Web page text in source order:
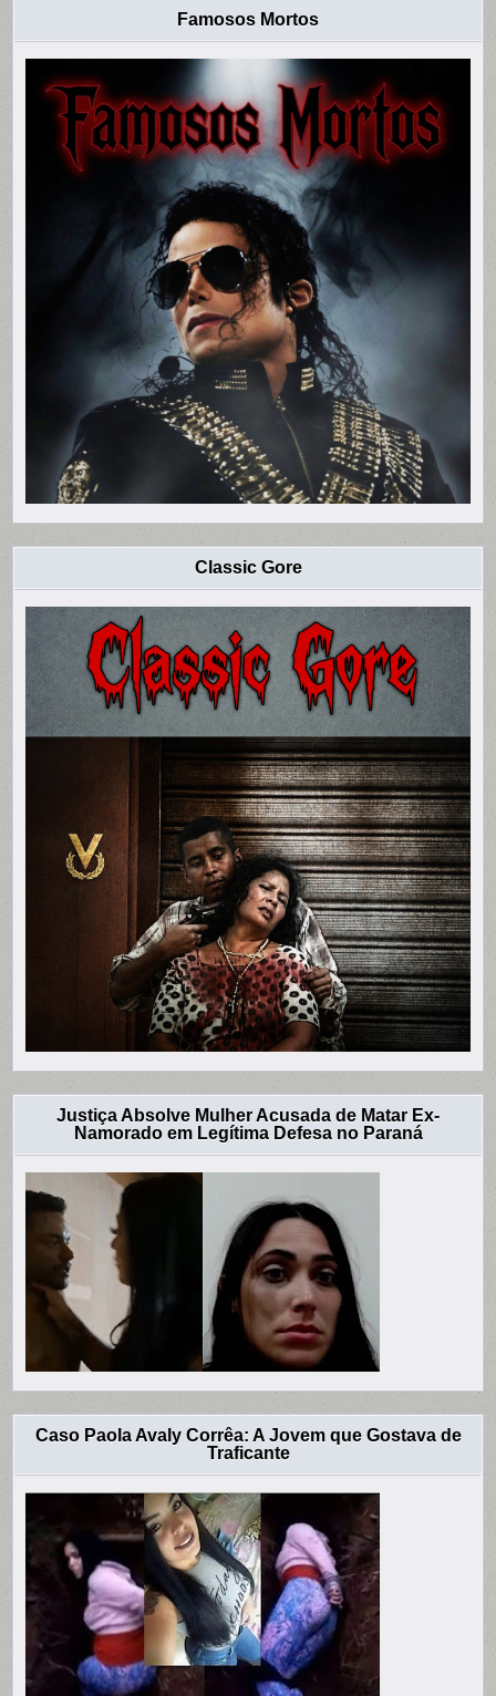
Famosos Mortos
Classic Gore
Justiça Absolve Mulher Acusada de Matar Ex-
Namorado em Legítima Defesa no Paraná
Caso Paola Avaly Corrêa: A Jovem que Gostava de
Traficante